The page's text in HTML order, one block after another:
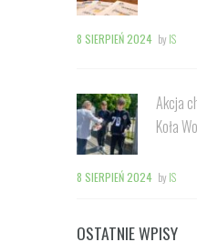
8 SIERPIEŃ 2024 by IS
Akcja
Koła
8 SIERPIEŃ 2024 by IS
OSTATNIE WPISY